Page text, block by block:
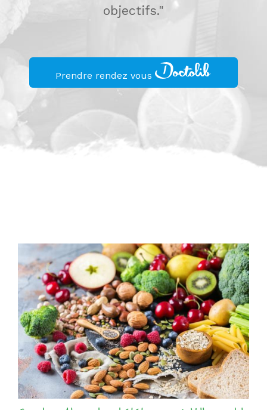
objectifs."
Prendre rendez vous